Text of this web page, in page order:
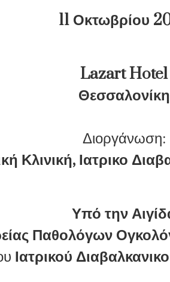
11 Οκτωβρίου
Lazart Hotel
Θεσσαλονίκη
Διοργάνωση:
Κλινική, Ιατρικο
Υπό την
Παθολόγων
Ιατρικού